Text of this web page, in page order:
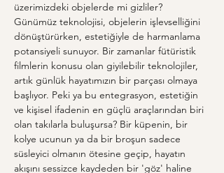
üzerimizdeki objelerde mi gizliler?
Günümüz teknolojisi, objelerin işlevselliğini
dönüştürürken, estetiğiyle de harmanlama
potansiyeli sunuyor. Bir zamanlar fütüristik
filmlerin konusu olan giyilebilir teknolojiler,
artık günlük hayatımızın bir parçası olmaya
başlıyor. Peki ya bu entegrasyon, estetiğin
ve kişisel ifadenin en güçlü araçlarından biri
olan takılarla buluşursa? Bir küpenin, bir
kolye ucunun ya da bir broşun sadece
süsleyici olmanın ötesine geçip, hayatın
akışını sessizce kaydeden bir 'göz' haline